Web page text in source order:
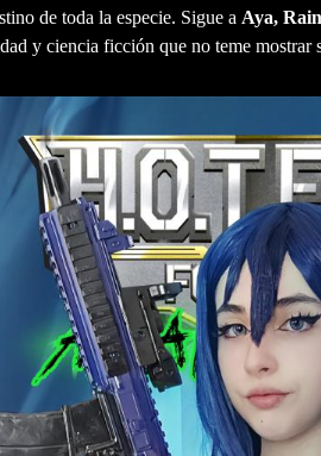
de toda la especie. Sigue a Aya,
y ciencia ficción que no teme mostrar